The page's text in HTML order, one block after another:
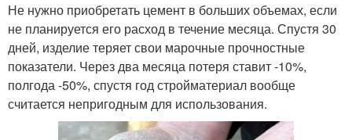
Не нужно приобретать цемент в больших объемах, если
не планируется его расход в течение месяца. Спустя 30
дней, изделие теряет свои марочные прочностные
показатели. Через два месяца потеря ставит -10%,
полгода -50%, спустя год стройматериал вообще
считается непригодным для использования.